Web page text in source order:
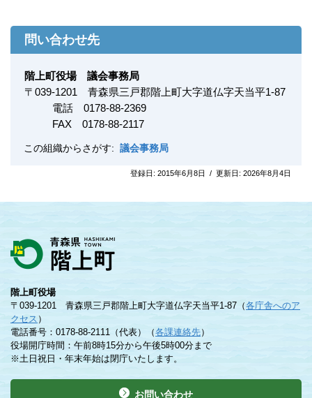
問い合わせ先
階上町役場 議会事務局
〒 039-1201
青森県三戸郡階上町大字道仏字天当平1-87
電話 0178-88-2369
FAX 0178-88-2117
この組織からさがす: 議会事務局
登録日: 2015年6月8日 / 更新日: 2026年8月4日
階上町役場
〒039-1201 青森県三戸郡階上町大字道仏字天当平1-87（各庁舎へのア
クセス ）
電話番号：0178-88-2111（代表）（各課連絡先）
役場開庁時間：午前8時15分から午後5時00分まで
※土日祝日・年末年始は閉庁いたします。
お問い合わせ